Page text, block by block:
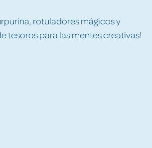
rotuladores mágicos y
tesoros para las mentes creativas!